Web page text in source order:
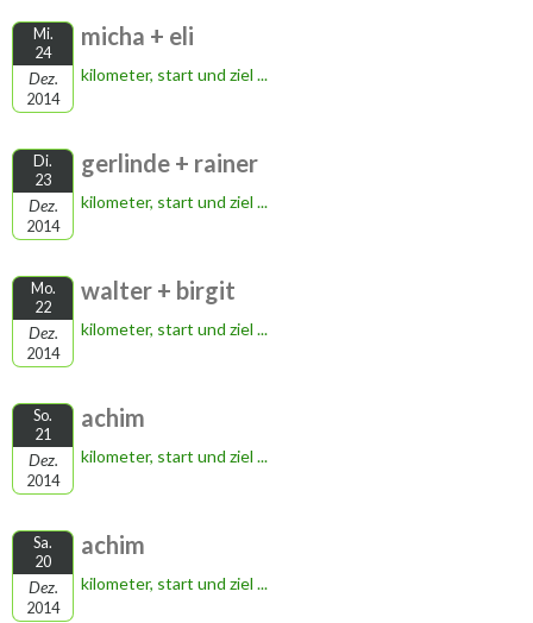
Mi.
24
Dez.
2014
micha + eli
kilometer, start und ziel ...
Di.
23
Dez.
2014
gerlinde + rainer
kilometer, start und ziel ...
Mo.
22
Dez.
2014
walter + birgit
kilometer, start und ziel ...
So.
21
Dez.
2014
achim
kilometer, start und ziel ...
Sa.
20
Dez.
2014
achim
kilometer, start und ziel ...